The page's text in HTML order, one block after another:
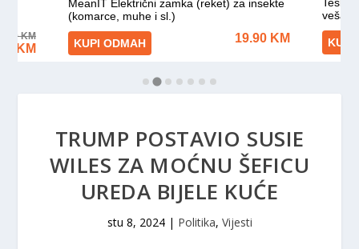
TRUMP POSTAVIO SUSIE
WILES ZA MOĆNU ŠEFICU
UREDA BIJELE KUĆE
stu 8, 2024| Politika, Vijesti